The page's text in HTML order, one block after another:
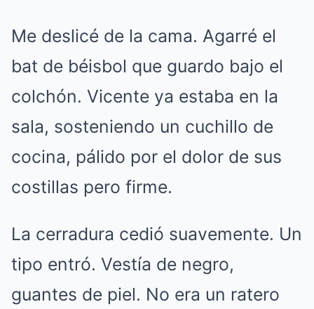
Me deslicé de la cama. Agarré el
bat de béisbol que guardo bajo el
colchón. Vicente ya estaba en la
sala, sosteniendo un cuchillo de
cocina, pálido por el dolor de sus
costillas pero firme.
La cerradura cedió suavemente. Un
tipo entró. Vestía de negro,
guantes de piel. No era un ratero